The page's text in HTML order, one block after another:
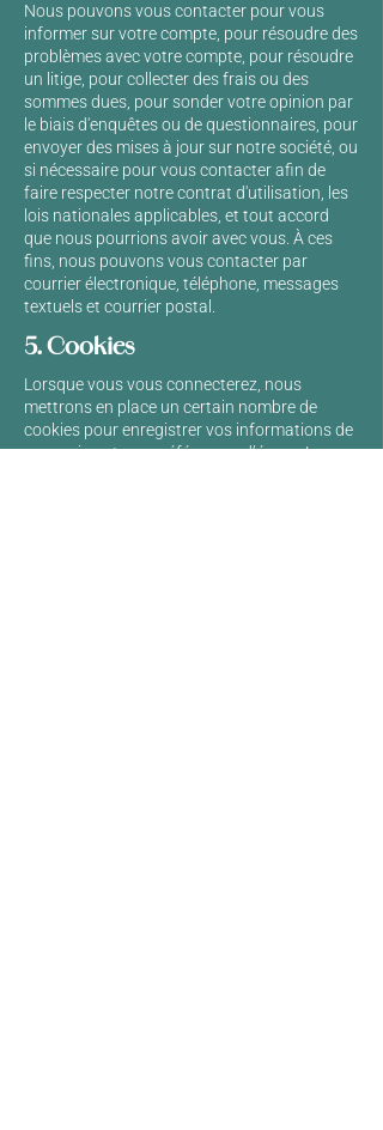
Nous pouvons vous contacter pour vous
informer sur votre compte, pour résoudre des
problèmes avec votre compte, pour résoudre
un litige, pour collecter des frais ou des
sommes dues, pour sonder votre opinion par
le biais d'enquêtes ou de questionnaires, pour
envoyer des mises à jour sur notre société, ou
si nécessaire pour vous contacter afin de
faire respecter notre contrat d'utilisation, les
lois nationales applicables, et tout accord
que nous pourrions avoir avec vous. À ces
fins, nous pouvons vous contacter par
courrier électronique, téléphone, messages
textuels et courrier postal.
5. Cookies
Lorsque vous vous connecterez, nous
mettrons en place un certain nombre de
cookies pour enregistrer vos informations de
connexion et vos préférences d’écran. La